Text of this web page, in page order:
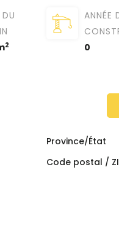
DU
2
ANNÉE
0
Province/État
Code postal /